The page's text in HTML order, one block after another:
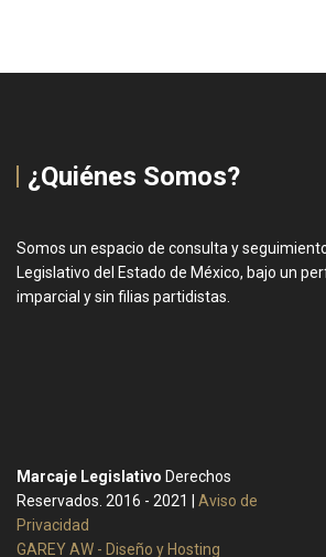
¿Quiénes Somos?
Somos un espacio de consulta y
Legislativo del Estado de México, bajo un
imparcial y sin filias partidistas.
Marcaje Legislativo Derechos
Reservados. 2016 - 2021 | Aviso de
Privacidad
GAREY AW - Diseño y Hosting